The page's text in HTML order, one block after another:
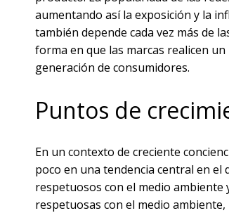
aumentando así la exposición y la
también depende cada vez más de
forma en que las marcas realicen
generación de consumidores.
Puntos de
En un contexto de creciente
poco en una tendencia central en el
respetuosos con el medio ambiente
respetuosas con el medio